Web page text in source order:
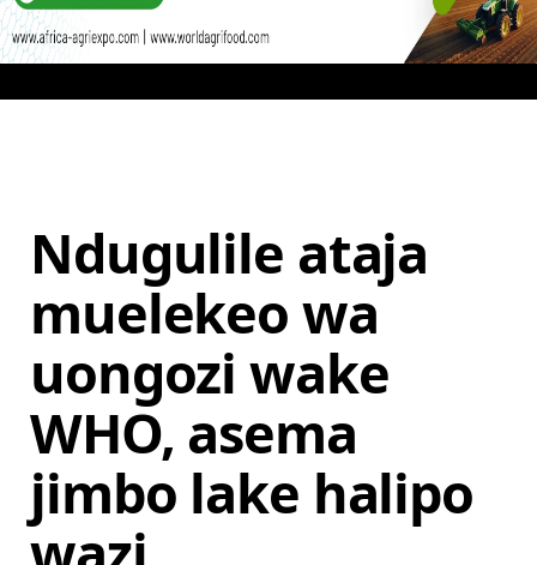
Ndugulile ataja
muelekeo wa
uongozi wake
WHO, asema
jimbo lake halipo